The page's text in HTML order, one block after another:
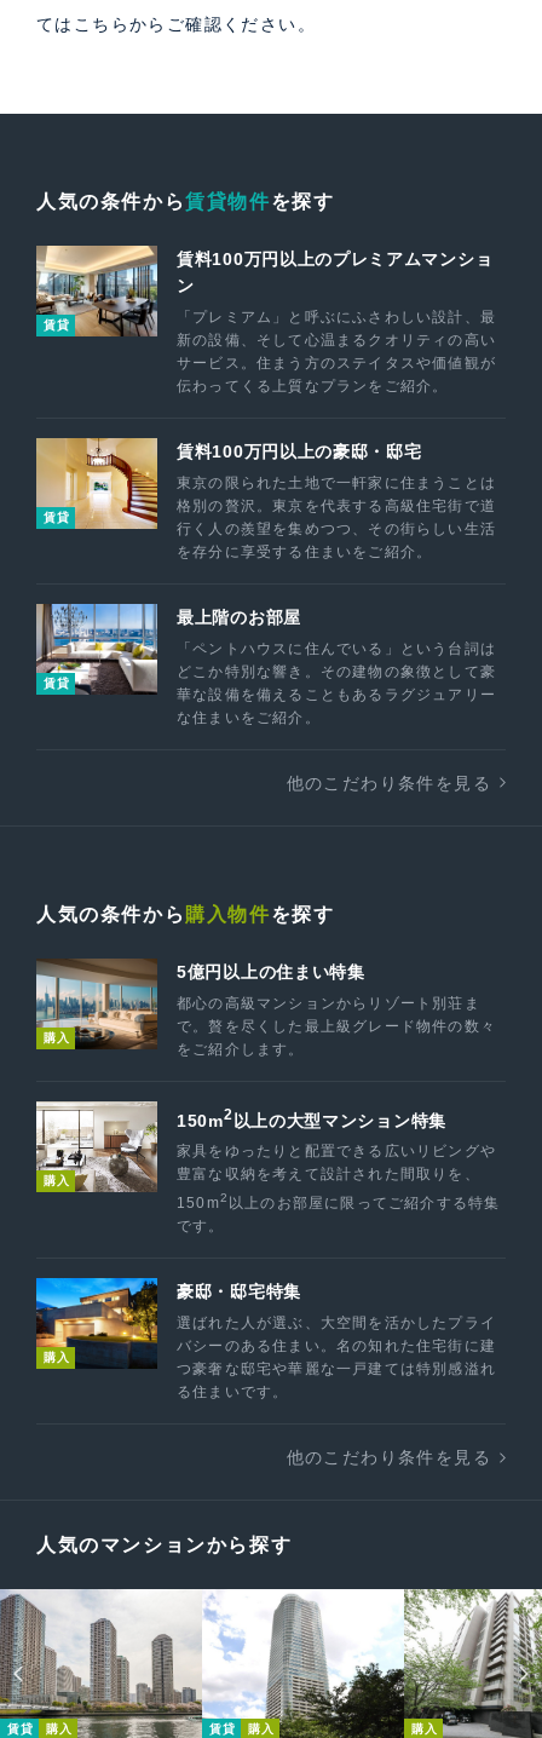
ては こちらからご確認ください。
人気の条件から賃貸物件を探す
賃貸
賃料100万円以上のプレミアムマンショ
ン
「プレミアム」と呼ぶにふさわしい設計、最
新の設備、そして心温まるクオリティの高い
サービス。住まう方のステイタスや価値観が
伝わってくる上質なプランをご紹介。
賃貸
賃料100万円以上の豪邸・邸宅
東京の限られた土地で一軒家に住まうことは
格別の贅沢。東京を代表する高級住宅街で道
行く人の羨望を集めつつ、その街らしい生活
を存分に享受する住まいをご紹介。
賃貸
最上階のお部屋
「ペントハウスに住んでいる」という台詞は
どこか特別な響き。その建物の象徴として豪
華な設備を備えることもあるラグジュアリー
な住まいをご紹介。
他のこだわり条件を見る
人気の条件から 購入物件を探す
購入
5億円以上の住まい特集
都心の高級マンションからリゾート別荘ま
で。贅を尽くした最上級グレード物件の数々
をご紹介します。
購入
150m2 以上の大型マンション特集
家具をゆったりと配置できる広いリビングや
豊富な収納を考えて設計された間取りを、
150m2 以上のお部屋に限ってご紹介する特集
です。
購入
豪邸・邸宅特集
選ばれた人が選ぶ、大空間を活かしたプライ
バシーのある住まい。名の知れた住宅街に建
つ豪奢な邸宅や華麗な一戸建ては特別感溢れ
る住まいです。
他のこだわり条件を見る
人気のマンションから探す
賃貸 購入 賃貸 購入 購入